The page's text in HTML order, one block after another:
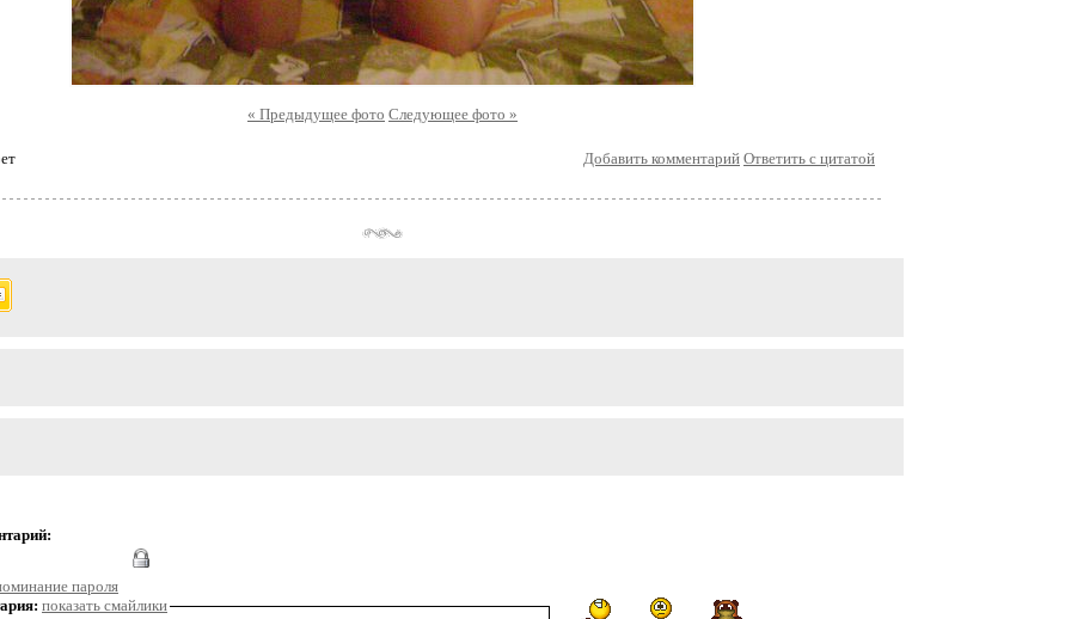
« Предыдущее фото Следующее фото »
Добавить комментарий Ответить с цитатой
пароля
показать смайлики